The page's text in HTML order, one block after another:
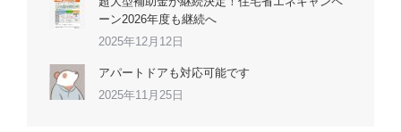
ーン2026年度も継続へ
2025年12月12日
アパートドアも対応可能です
2025年11月25日